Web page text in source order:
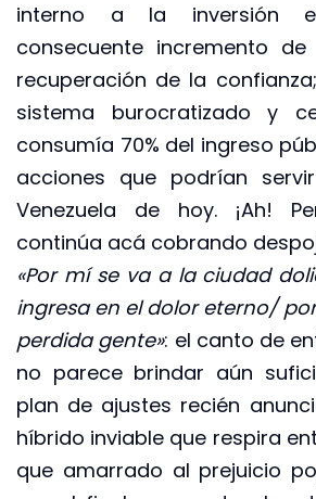
interno a la inversión
consecuente incremento
recuperación de la
sistema burocratizado y
consumía 70% del ingreso
acciones que podrían
Venezuela de hoy. ¡Ah!
continúa acá cobrando
«Por mí se va a la ciudad
ingresa en el dolor eterno/
perdida gente»: el canto de
no parece brindar aún
plan de ajustes recién
híbrido inviable que respira
que amarrado al prejuicio